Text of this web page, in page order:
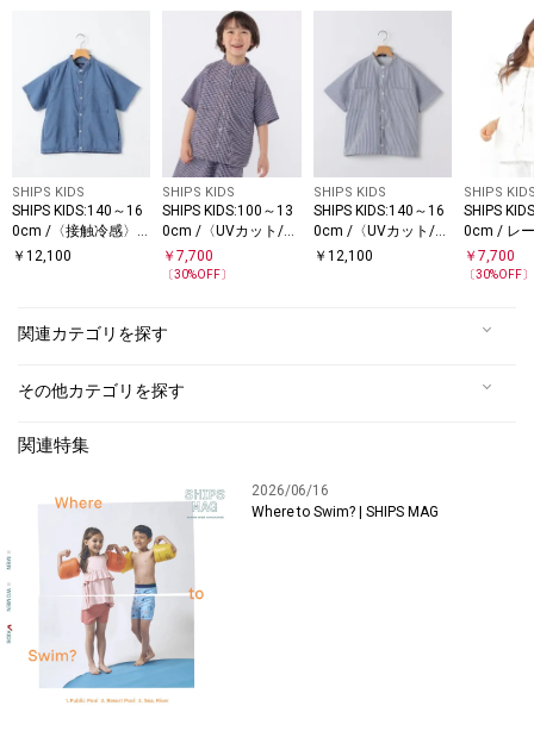
SHIPS KIDS
SHIPS KIDS:140～16
0cm /〈接触冷感〉
ドライメッシュ デニ
￥ 12,100
SHIPS KIDS
SHIPS KIDS:100～13
0cm /〈UVカット/吸
水速乾〉ドライタッ
チ バンドカラー シャ
￥7,700
〔30%OFF〕
SHIPS KIDS
SHIPS KIDS:140～16
0cm /〈UVカット/吸
水速乾〉ドライタッ
￥ 12,100
SHIPS
SHIPS
0cm / レ
ロイダリ
ブラウス
￥7,700
〔30%OFF〕
関連カテゴリを探す
その他カテゴリを探す
関連特集
2026/06/16
Where to Swim? | SHIPS MAG